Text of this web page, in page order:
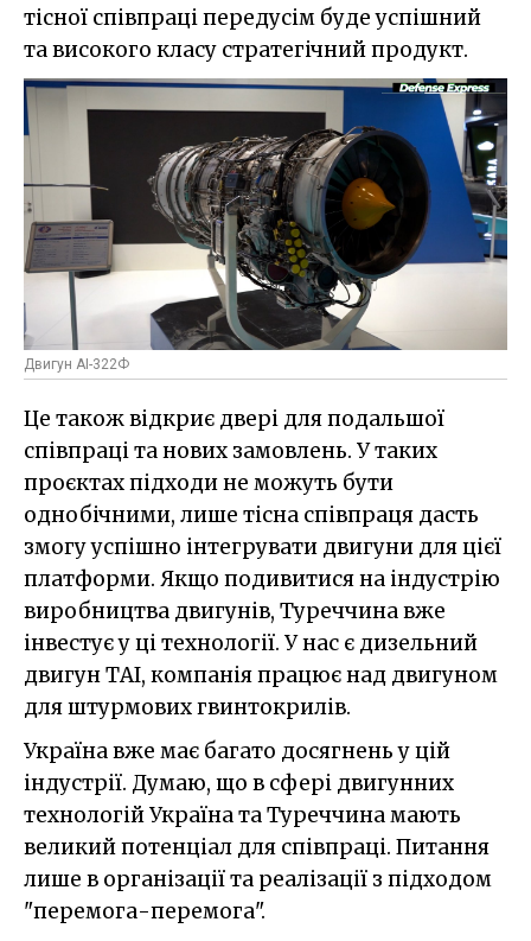
тісної співпраці передусім буде успішний
та високого класу стратегічний продукт.
Двигун AI-322Ф
Це також відкриє двері для подальшої
співпраці та нових замовлень. У таких
проєктах підходи не можуть бути
однобічними, лише тісна співпраця дасть
змогу успішно інтегрувати двигуни для цієї
платформи. Якщо подивитися на індустрію
виробництва двигунів, Туреччина вже
інвестує у ці технології. У нас є дизельний
двигун ТAІ, компанія працює над двигуном
для штурмових гвинтокрилів.
Україна вже має багато досягнень у цій
індустрії. Думаю, що в сфері двигунних
технологій Україна та Туреччина мають
великий потенціал для співпраці. Питання
лише в організації та реалізації з підходом
"перемога-перемога".